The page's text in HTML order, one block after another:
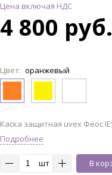
Цена включая НДС
4 800 руб.
Цвет: оранжевый
Каска защитная uvex Феос
Подробнее
шт В